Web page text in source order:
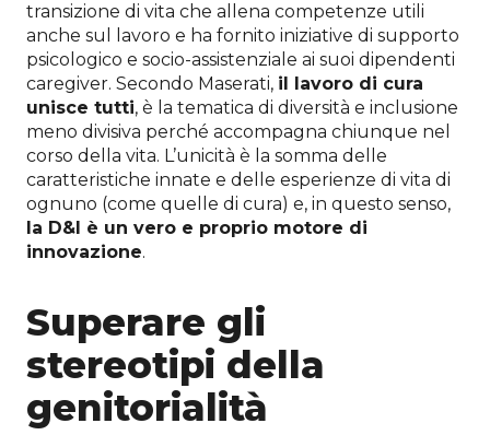
transizione di vita che allena competenze utili
anche sul lavoro e ha fornito iniziative di supporto
psicologico e socio-assistenziale ai suoi dipendenti
caregiver. Secondo Maserati, il lavoro di cura
unisce tutti, è la tematica di diversità e inclusione
meno divisiva perché accompagna chiunque nel
corso della vita. L’unicità è la somma delle
caratteristiche innate e delle esperienze di vita di
ognuno (come quelle di cura) e, in questo senso,
la D&I è un vero e proprio motore di
innovazione.
Superare gli
stereotipi della
genitorialità